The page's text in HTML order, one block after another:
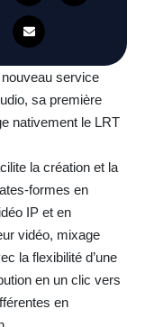
service
sa première
nativement le LRT
la création et la
formes en
IP et en
vidéo, mixage
la flexibilité d’une
en un clic vers
en